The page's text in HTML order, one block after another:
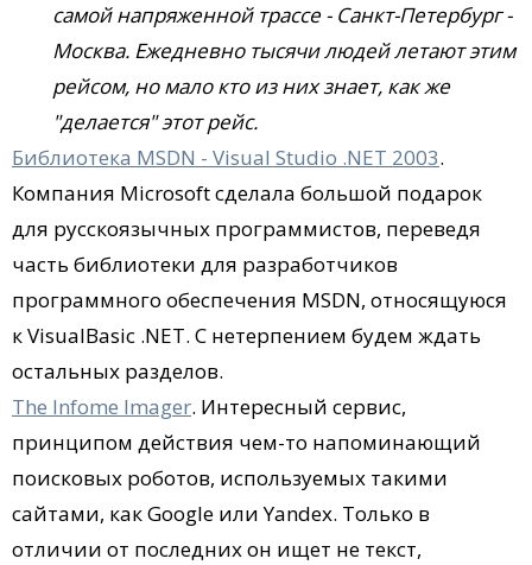
самой напряженной трассе - Санкт-Петербург -
Москва. Ежедневно тысячи людей летают этим
рейсом, но мало кто из них знает, как же
"делается" этот рейс.
Библиотека MSDN - Visual Studio .NET 2003.
Компания Microsoft сделала большой подарок
для русскоязычных программистов, переведя
часть библиотеки для разработчиков
программного обеспечения MSDN, относящуюся
к VisualBasic .NET. С нетерпением будем ждать
остальных разделов.
The Infome Imager. Интересный сервис,
принципом действия чем-то напоминающий
поисковых роботов, используемых такими
сайтами, как Google или Yandex. Только в
отличии от последних он ищет не текст,